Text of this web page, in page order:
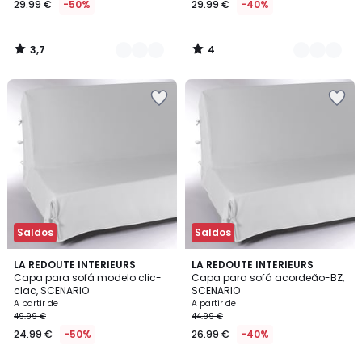
partir
29.99
€
vez
59.99
€
de
desconto
aplicado.
29.99 € -50%
3,7
/
29.99 € -40%
4
/
Saldos
LA REDOUTE INTERIEURS
Capa para sofá modelo clic-
clac, SCENARIO
A partir de
49.99 €
24.99 € -50%
3,9
/ 5
7
Cores
Saldos
LA REDOUTE INTERIEURS
Capa para sofá acordeão-BZ,
SCENARIO
A partir de
44.99 €
26.99 € -40%
4
/
5
7
Cores